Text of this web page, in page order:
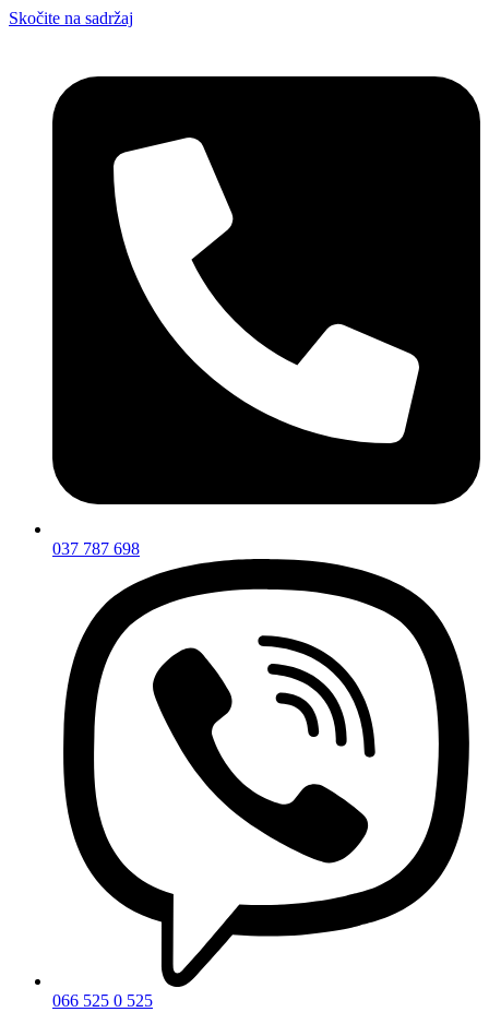
Skočite na sadržaj
037 787 698
066 525 0 525